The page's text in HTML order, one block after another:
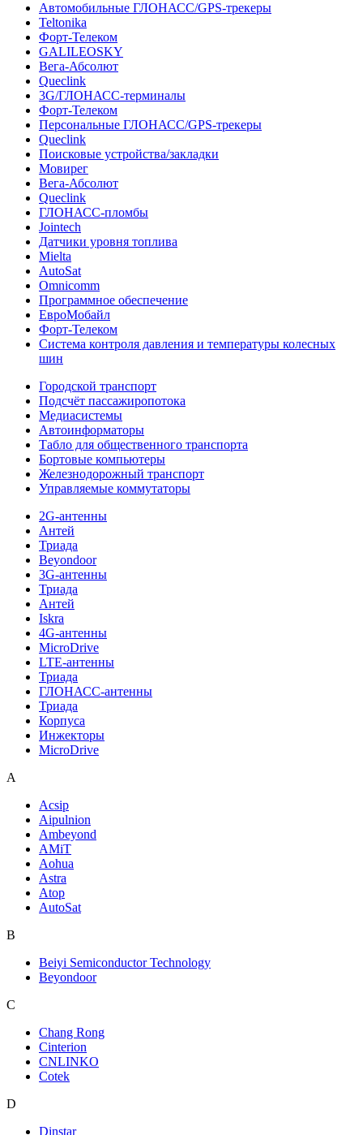
Автомобильные ГЛОНАСС/GPS-трекеры
Teltonika
Форт-Телеком
GALILEOSKY
Вега-Абсолют
Queclink
3G/ГЛОНАСС-терминалы
Форт-Телеком
Персональные ГЛОНАСС/GPS-трекеры
Queclink
Поисковые устройства/закладки
Мовирег
Вега-Абсолют
Queclink
ГЛОНАСС-пломбы
Jointech
Датчики уровня топлива
Mielta
AutoSat
Omnicomm
Программное обеспечение
ЕвроМобайл
Форт-Телеком
Система контроля давления и температуры колесных
шин
Городской транспорт
Подсчёт пассажиропотока
Медиасистемы
Автоинформаторы
Табло для общественного транспорта
Бортовые компьютеры
Железнодорожный транспорт
Управляемые коммутаторы
2G-антенны
Антей
Триада
Beyondoor
3G-антенны
Триада
Антей
Iskra
4G-антенны
MicroDrive
LTE-антенны
Триада
ГЛОНАСС-антенны
Триада
Корпуса
Инжекторы
MicroDrive
A
Acsip
Aipulnion
Ambeyond
AMiT
Aohua
Astra
Atop
AutoSat
B
Beiyi Semiconductor Technology
Beyondoor
C
Chang Rong
Cinterion
CNLINKO
Cotek
D
Dinstar